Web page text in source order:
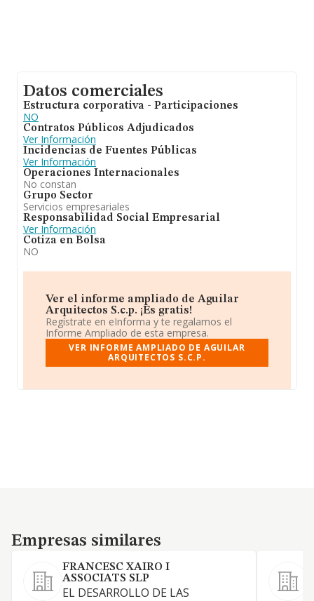
Datos comerciales
Estructura corporativa - Participaciones
NO
Contratos Públicos Adjudicados
Ver Información
Incidencias de Fuentes Públicas
Ver Información
Operaciones Internacionales
No constan
Grupo Sector
Servicios empresariales
Responsabilidad Social Empresarial
Ver Información
Cotiza en Bolsa
NO
Ver el informe ampliado de Aguilar
Arquitectos S.c.p. ¡Es gratis!
Regístrate en eInforma y te regalamos el
Informe Ampliado de esta empresa.
VER INFORME AMPLIADO DE AGUILAR
ARQUITECTOS S.C.P.
Empresas similares
Empresas similares
FRANCESC XAIRO I
ASSOCIATS SLP
EL DESARROLLO DE LAS